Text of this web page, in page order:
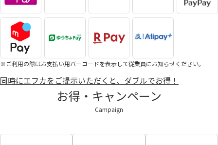
※ご利用の際はお支払い用バーコードを表示して従業員にお知らせください。
同時にエフカをご提示いただくと、ダブルでお得！
お得・キャンペーン
Campaign